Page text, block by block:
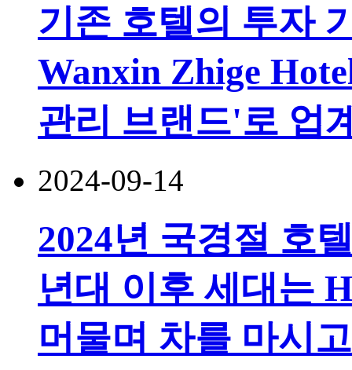
기존 호텔의 투자
Wanxin Zhige
관리 브랜드'로 업
2024-09-14
2024년 국경절 호
년대 이후 세대는
머물며 차를 마시